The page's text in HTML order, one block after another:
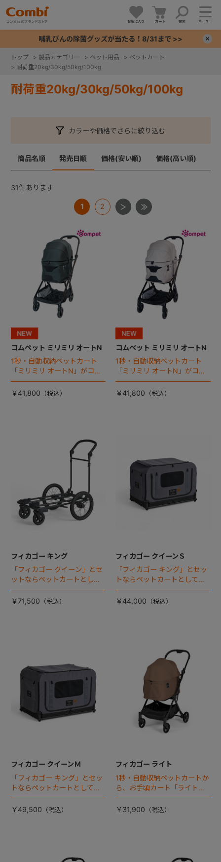
お気に入り カート 検索 メニュー
哺乳びんの除菌グッズが当たる！8/31まで >>
トップ > 製品カテゴリー > ペット用品 > ペットカート
> 耐荷重20kg/30kg/50kg/100kg
耐荷重20kg/30kg/50kg/100kg
カラーや価格でさらに絞り込む
商品名順 発売日順 価格(安い順) 価格(高い順)
31件あります
1 2
コムペット ミリミリ オートN
1秒・自動収納ペットカート
「ミリミリ オートN」がコム
ペットから登場！
￥41,800
コムペット ミリミリ オートN
1秒・自動収納ペットカート
「ミリミリ オートN」がコム
ペットから登場！
￥41,800
フィカゴー キング
「フィカゴー クイーン」とセ
ットならペットカートとして
使える、耐荷重50kgの大型犬
向け車体登場！
￥71,500
フィカゴー クイーンＳ
「フィカゴー キング」とセッ
トならペットカートとしても
使える、耐荷重30㎏の中～大
型犬向けケージが登場！
￥44,000
フィカゴー クイーンＭ
「フィカゴー キング」とセッ
トならペットカートとしても
使える、耐荷重50㎏の大型犬
向けケージが登場！
￥49,500
フィカゴー ライト
1秒・自動収納ペットカートか
ら、お手頃カート「ライト」
が登場！
￥31,900